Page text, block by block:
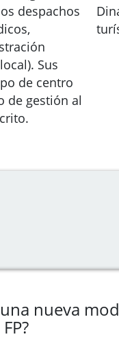
despachos
Sus
de centro
de gestión al
nueva